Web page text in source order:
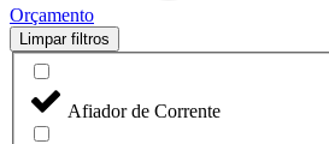
Orçamento
Limpar filtros
Afiador de Corrente